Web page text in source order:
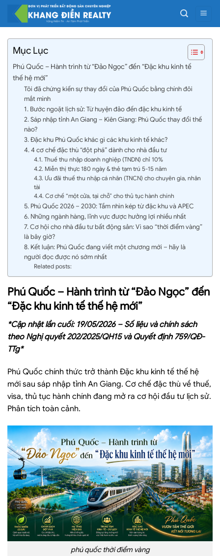
nội
dung
Mục Lục
Phú Quốc – Hành trình từ “Đảo Ngọc” đến “Đặc khu kinh tế
thế hệ mới”
Tôi đã chứng kiến sự thay đổi của Phú Quốc bằng chính đôi
mắt mình
1. Bước ngoặt lịch sử: Từ huyện đảo đến đặc khu kinh tế
2. Sáp nhập tỉnh An Giang – Kiên Giang: Phú Quốc thay đổi thế
nào?
3. Đặc khu Phú Quốc khác gì các khu kinh tế khác?
4. 4 cơ chế đặc thù “đột phá” dành cho nhà đầu tư
4.1. Thuế thu nhập doanh nghiệp (TNDN) chỉ 10%
4.2. Miễn thị thực 180 ngày & thẻ tạm trú 5-15 năm
4.3. Ưu đãi thuế thu nhập cá nhân (TNCN) cho chuyên gia, nhân
tài
4.4. Cơ chế “một cửa, tại chỗ” cho thủ tục hành chính
5. Phú Quốc 2026 – 2030: Tầm nhìn kép từ đặc khu và APEC
6. Những ngành hàng, lĩnh vực được hưởng lợi nhiều nhất
7. Cơ hội cho nhà đầu tư bất động sản: Vì sao “thời điểm vàng”
là bây giờ?
8. Kết luận: Phú Quốc đang viết một chương mới – hãy là
người đọc được nó sớm nhất
Related posts:
Phú Quốc – Hành trình từ “Đảo Ngọc” đến
“Đặc khu kinh tế thế hệ mới”
*Cập nhật lần cuối: 19/05/2026 – Số liệu và chính sách
theo Nghị quyết 202/2025/QH15 và Quyết định 759/QĐ-
TTg*
Phú Quốc chính thức trở thành Đặc khu kinh tế thế hệ
mới sau sáp nhập tỉnh An Giang. Cơ chế đặc thù về thuế,
visa, thủ tục hành chính đang mở ra cơ hội đầu tư lịch sử.
Phân tích toàn cảnh.
phú quốc thời điểm vàng